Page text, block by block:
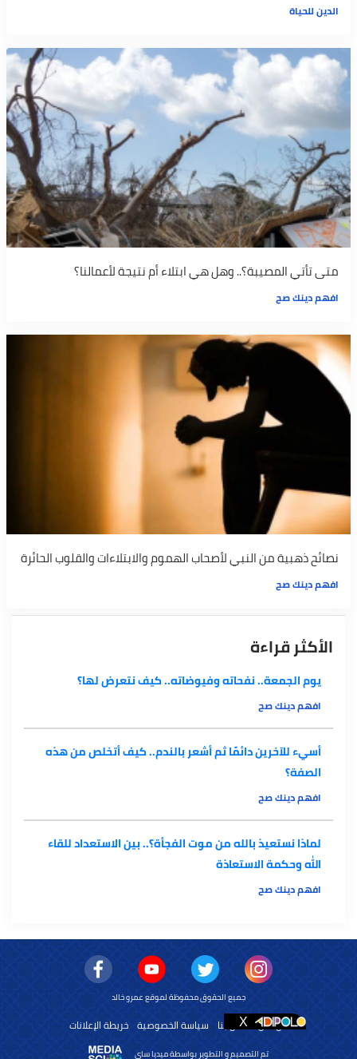
الدين للحياة
متى تأتي المصيبة؟.. وهل هي ابتلاء أم نتيجة لأعمالنا؟
افهم دينك صح
نصائح ذهبية من النبي لأصحاب الهموم والابتلاءات والقلوب الحائرة
افهم دينك صح
الأكثر قراءة
يوم الجمعة.. نفحاته وفيوضاته.. كيف نتعرض لها؟
افهم دينك صح
أسيء للآخرين دائمًا ثم أشعر بالندم.. كيف أتخلص من هذه
الصفة؟
افهم دينك صح
لماذا نستعيذ بالله من موت الفجأة؟.. بين الاستعداد للقاء
الله وحكمة الاستعاذة
افهم دينك صح
جميع الحقوق محفوظة لموقع عمرو خالد
من نحن اتصل بنا سياسة الخصوصية خريطة الإعلانات
تم التصميم و التطوير بواسطة ميديا ساى